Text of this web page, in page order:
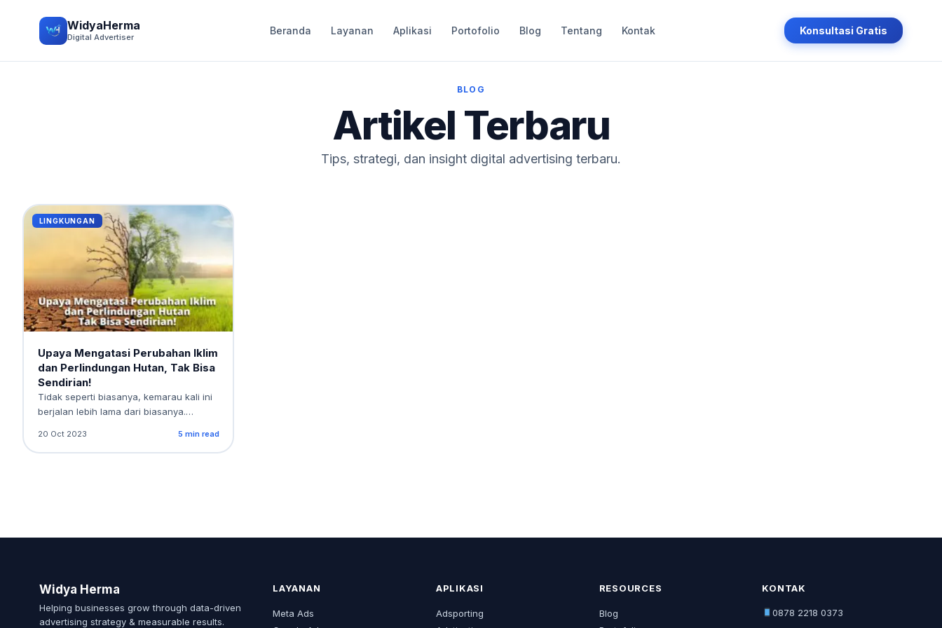
WidyaHerma
Digital Advertiser
Beranda Layanan Aplikasi Portofolio Blog Tentang Kontak Konsultasi Gratis
BLOG
Artikel Terbaru
Tips, strategi, dan insight digital advertising terbaru.
LINGKUNGAN
Upaya Mengatasi Perubahan Iklim
dan Perlindungan Hutan, Tak Bisa
Sendirian!
Tidak seperti biasanya, kemarau kali ini
berjalan lebih lama dari biasanya.
20 Oct 2023 5 min read
Widya Herma
Helping businesses grow through data-driven
advertising strategy & measurable results.
LAYANAN
Meta Ads
APLIKASI
Adsporting
RESOURCES
Blog
KONTAK
0878 2218 0373